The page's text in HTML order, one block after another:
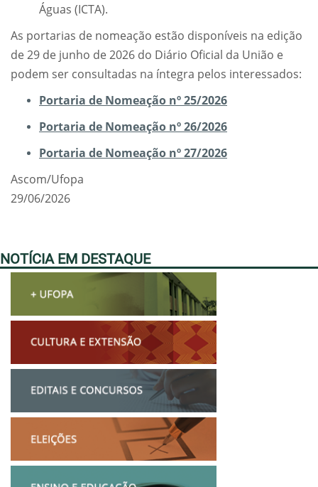
Águas (ICTA).
As portarias de nomeação estão disponíveis na edição
de 29 de junho de 2026 do Diário Oficial da União e
podem ser consultadas na íntegra pelos interessados:
Portaria de Nomeação nº 25/2026
Portaria de Nomeação nº 26/2026
Portaria de Nomeação nº 27/2026
Ascom/Ufopa
29/06/2026
NOTÍCIA EM DESTAQUE